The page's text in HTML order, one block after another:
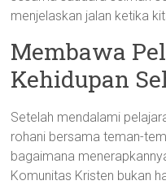
menjelaskan jalan ketika
Membawa
Kehidupan
Setelah mendalami
rohani bersama teman-
bagaimana
Komunitas Kristen bukan